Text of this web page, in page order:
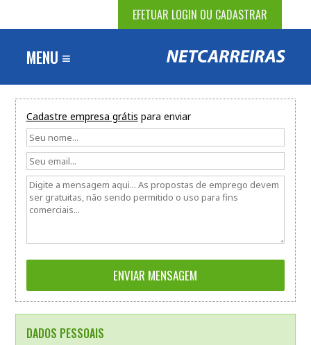
EFETUAR LOGIN OU CADASTRAR
MENU ≡
Cadastre empresa grátis para enviar
DADOS PESSOAIS